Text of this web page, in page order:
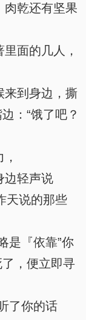
乾还有坚果
面的几人，
到身边，撕
：“饿了吧？
轻声说
天说的那些
是『依靠”你
，便立即寻
了你的话